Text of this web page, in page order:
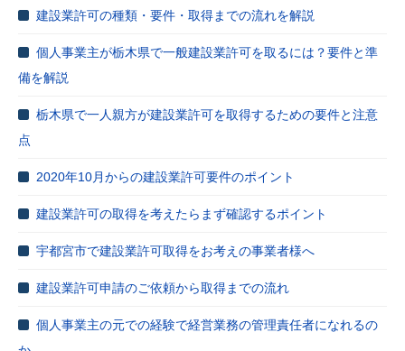
建設業許可の種類・要件・取得までの流れを解説
個人事業主が栃木県で一般建設業許可を取るには？要件と準
備を解説
栃木県で一人親方が建設業許可を取得するための要件と注意
点
2020年10月からの建設業許可要件のポイント
建設業許可の取得を考えたらまず確認するポイント
宇都宮市で建設業許可取得をお考えの事業者様へ
建設業許可申請のご依頼から取得までの流れ
個人事業主の元での経験で経営業務の管理責任者になれるの